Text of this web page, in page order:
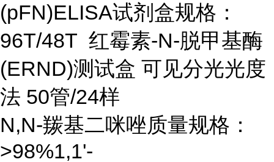
(pFN)ELISA试剂盒规格：
96T/48T 红霉素-N-脱甲基酶
(ERND)测试盒 可见分光光度
法 50管/24样
N,N-羰基二咪唑质量规格：
>98%1,1'-